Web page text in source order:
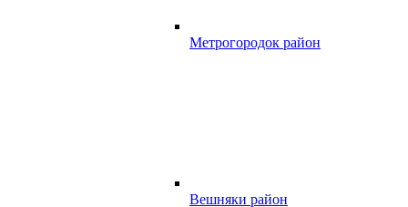
Метрогородок район
Вешняки район